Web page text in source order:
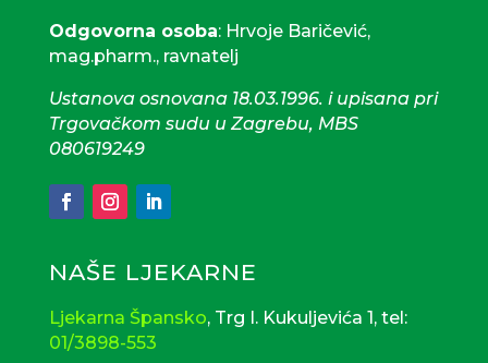
Odgovorna osoba: Hrvoje Baričević,
mag.pharm., ravnatelj
Ustanova osnovana 18.03.1996. i upisana pri
Trgovačkom sudu u Zagrebu, MBS
080619249
61
Odgovorna osoba: Nataša Bas,
Trgovačkom sudu u Zagrebu, MBS
NAŠE LJEKARNE
Ljekarna Špansko, Trg I. Kukuljevića 1, tel:
01/3898-553